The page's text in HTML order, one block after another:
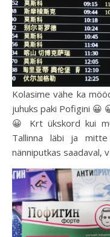
Kolasime vähe ka
juhuks paki Pofigini 😀
😀 Krt ükskord kui
Tallinna läbi ja
nänniputkas saadaval,